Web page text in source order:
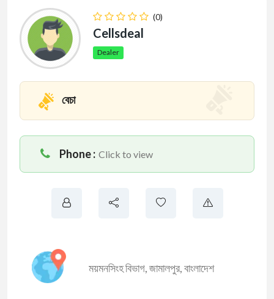
(0)
Cellsdeal
Dealer
বেচা
Phone : Click to view
ময়মনসিংহ বিভাগ,জামালপুর,বাংলাদেশ